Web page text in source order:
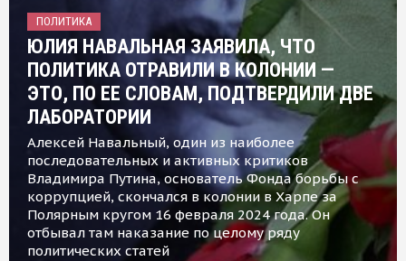
ПОЛИТИКА
ЮЛИЯ НАВАЛЬНАЯ ЗАЯВИЛА, ЧТО
ПОЛИТИКА ОТРАВИЛИ В КОЛОНИИ —
ЭТО, ПО ЕЕ СЛОВАМ, ПОДТВЕРДИЛИ ДВЕ
ЛАБОРАТОРИИ
Алексей Навальный, один из наиболее
последовательных и активных критиков
Владимира Путина, основатель Фонда борьбы с
коррупцией, скончался в колонии в Харпе за
Полярным кругом 16 февраля 2024 года. Он
отбывал там наказание по целому ряду
политических статей